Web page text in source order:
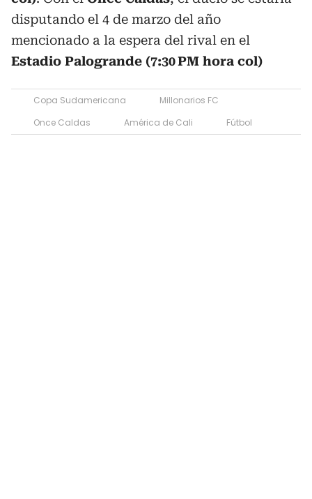
disputando el 4 de marzo del año
mencionado a la espera del rival en el
Estadio Palogrande (7:30 PM hora col)
Copa Sudamericana
Millonarios FC
Once Caldas
América de Cali Fútbol